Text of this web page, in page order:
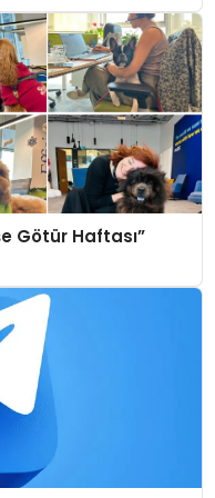
Götür Haftası”